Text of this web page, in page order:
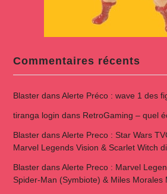
Commentaires récents
BlasterdansAlerte Préco : wave 1 des
tiranga login dans RetroGaming – quel
BlasterdansAlerte Preco : Star Wars
Marvel Legends Vision & Scarlet Witch
BlasterdansAlerte Preco : Marvel
Spider-Man (Symbiote) & Miles Morales